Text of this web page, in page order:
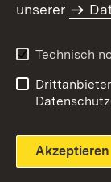
unserer
Technisch
Akzeptieren